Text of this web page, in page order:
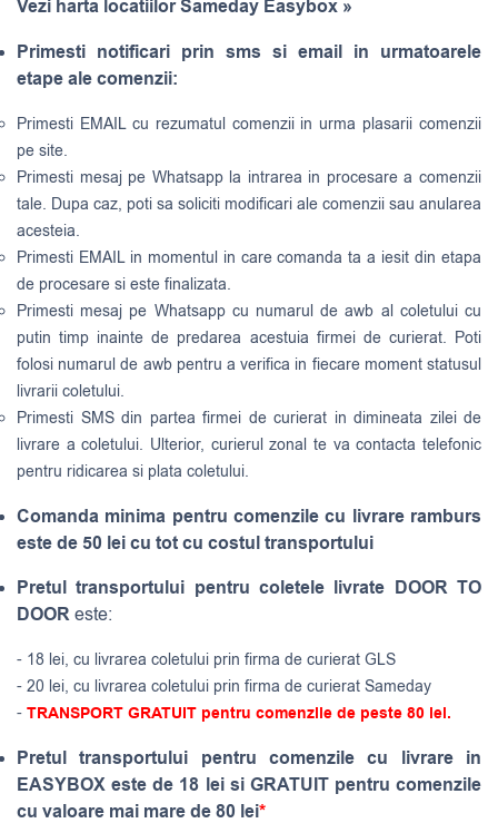
Vezi harta locatiilor Sameday Easybox »
Primesti notificari prin sms si email in urmatoarele
etape ale comenzii:
Primesti EMAIL cu rezumatul comenzii in urma plasarii comenzii
pe site.
Primesti mesaj pe Whatsapp la intrarea in procesare a comenzii
tale. Dupa caz, poti sa soliciti modificari ale comenzii sau anularea
acesteia.
Primesti EMAIL in momentul in care comanda ta a iesit din etapa
de procesare si este finalizata.
Primesti mesaj pe Whatsapp cu numarul de awb al coletului cu
putin timp inainte de predarea acestuia firmei de curierat. Poti
folosi numarul de awb pentru a verifica in fiecare moment statusul
livrarii coletului.
Primesti SMS din partea firmei de curierat in dimineata zilei de
livrare a coletului. Ulterior, curierul zonal te va contacta telefonic
pentru ridicarea si plata coletului.
Comanda minima pentru comenzile cu livrare ramburs
este de 50 lei cu tot cu costul transportului
Pretul transportului pentru coletele livrate DOOR TO
DOOReste:
- 18 lei, cu livrarea coletului prin firma de curierat GLS
- 20 lei, cu livrarea coletului prin firma de curierat Sameday
- TRANSPORT GRATUIT pentru comenzile de peste 80 lei.
Pretul transportului pentru comenzile cu livrare in
EASYBOX este de 18 lei si GRATUIT pentru comenzile
cu valoare mai mare de 80 lei*